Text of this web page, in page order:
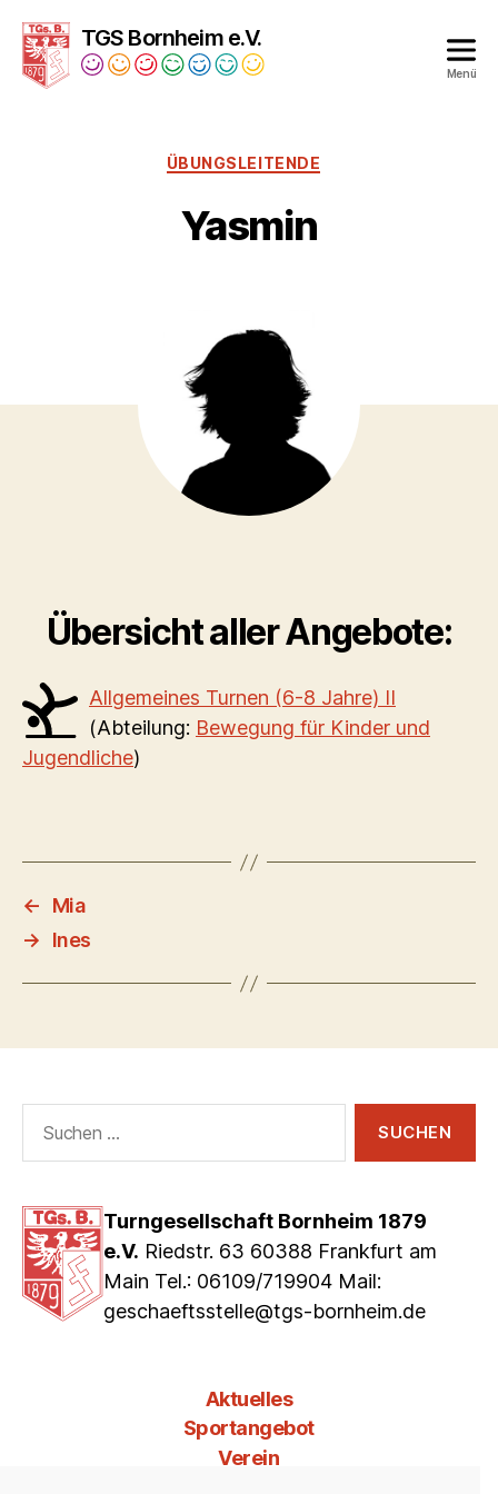
TGS Bornheim e.V.
Menü
ÜBUNGSLEITENDE
Yasmin
Übersicht aller Angebote:
Allgemeines Turnen (6-8 Jahre) II
(Abteilung: Bewegung für Kinder und
Jugendliche)
←
Mia
→
Ines
Turngesellschaft Bornheim 1879
e.V. Riedstr. 63 60388 Frankfurt am
Main Tel.: 06109/719904 Mail:
geschaeftsstelle@tgs-bornheim.de
nach:
Aktuelles
Sportangebot
Verein